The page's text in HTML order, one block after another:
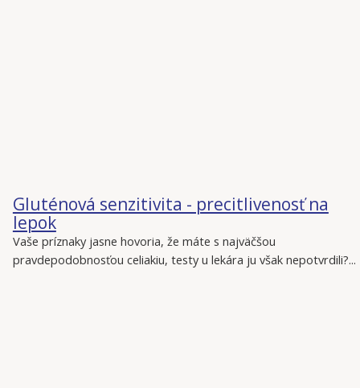
Gluténová senzitivita - precitlivenosť na
lepok
Vaše príznaky jasne hovoria, že máte s najväčšou
pravdepodobnosťou celiakiu, testy u lekára ju však nepotvrdili?...